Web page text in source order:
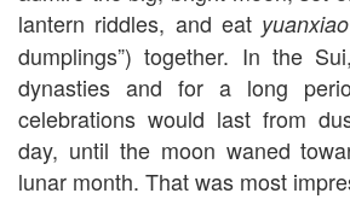
lantern riddles, and eat yuanxiao
dumplings”) together. In the
dynasties and for a long
celebrations would last from
day, until the moon waned
lunar month. That was most